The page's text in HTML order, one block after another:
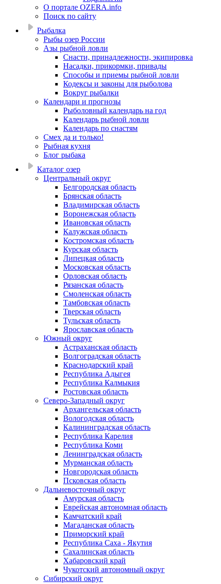
О портале OZERA.info
Поиск по сайту
Рыбалка
Рыбы озер России
Азы рыбной ловли
Снасти, принадлежности, экипировка
Насадки, прикормки, привады
Способы и приемы рыбной ловли
Кодексы и законы для рыболова
Вокруг рыбалки
Календари и прогнозы
Рыболовный календарь на год
Календарь рыбной ловли
Календарь по снастям
Смех да и только!
Рыбная кухня
Блог рыбака
Каталог озер
Центральный округ
Белгородская область
Брянская область
Владимирская область
Воронежская область
Ивановская область
Калужская область
Костромская область
Курская область
Липецкая область
Московская область
Орловская область
Рязанская область
Смоленская область
Тамбовская область
Тверская область
Тульская область
Ярославская область
Южный округ
Астраханская область
Волгоградская область
Краснодарский край
Республика Адыгея
Республика Калмыкия
Ростовская область
Северо-Западный округ
Архангельская область
Вологодская область
Калининградская область
Республика Карелия
Республика Коми
Ленинградская область
Мурманская область
Новгородская область
Псковская область
Дальневосточный округ
Амурская область
Еврейская автономная область
Камчатский край
Магаданская область
Приморский край
Республика Саха - Якутия
Сахалинская область
Хабаровский край
Чукотский автономный округ
Сибирский округ